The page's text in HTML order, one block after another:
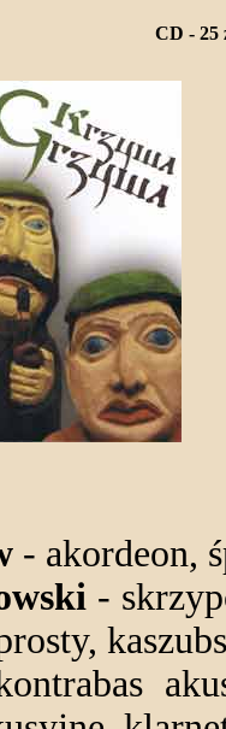
CD - 25
- akordeon,
-